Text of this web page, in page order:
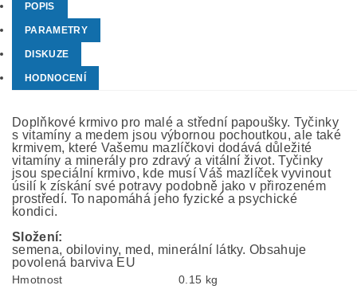
POPIS
PARAMETRY
DISKUZE
HODNOCENÍ
Doplňkové krmivo pro malé a střední papoušky. Tyčinky
s vitamíny a medem jsou výbornou pochoutkou, ale také
krmivem, které Vašemu mazlíčkovi dodává důležité
vitamíny a minerály pro zdravý a vitální život. Tyčinky
jsou speciální krmivo, kde musí Váš mazlíček vyvinout
úsilí k získání své potravy podobně jako v přirozeném
prostředí. To napomáhá jeho fyzické a psychické
kondici.
Složení:
semena, obiloviny, med, minerální látky. Obsahuje
povolená barviva EU
Hmotnost 0.15 kg